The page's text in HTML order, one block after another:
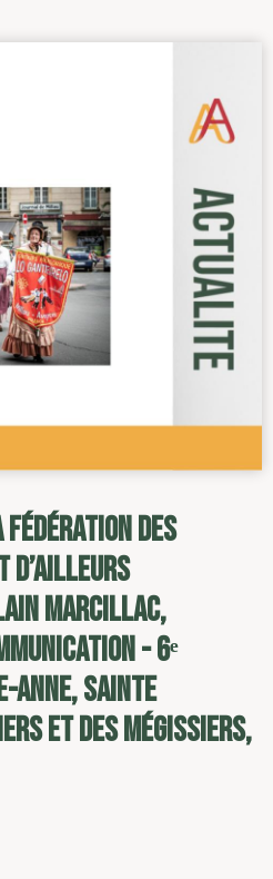
des
d’ailleurs
Marcillac,
- 6ᵉ
Anne, sainte
et des mégissiers,